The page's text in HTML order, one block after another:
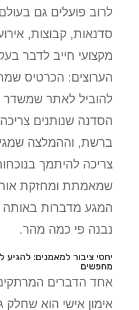
לרוב פועלים גם
סדנאות, קבוצות,
מקצועי חייב לדבר
הערוצים: הכרטיס
להוביל לאתר
הסדנה שנותנים
ברשת, וההמלצה
צריכה להיתמך
שמאמתת ומחזקת
המגע מדברות
נבנה פי כמה מהר.
יחסי ציבור למאמנים:
מחפשים
אחד הדברים המרתקים
אימון אישי הוא שחלק